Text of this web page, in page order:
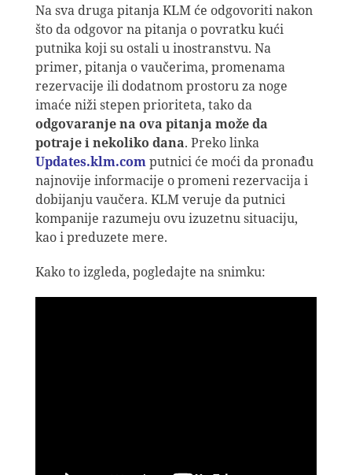
Na sva druga pitanja KLM će odgovoriti nakon
što da odgovor na pitanja o povratku kući
putnika koji su ostali u inostranstvu. Na
primer, pitanja o vaučerima, promenama
rezervacije ili dodatnom prostoru za noge
imaće niži stepen prioriteta, tako da
odgovaranje na ova pitanja može da
potraje i nekoliko dana. Preko linka
Updates.klm.computnici će moći da pronađu
najnovije informacije o promeni rezervacija i
dobijanju vaučera. KLM veruje da putnici
kompanije razumeju ovu izuzetnu situaciju,
kao i preduzete mere.
Kako to izgleda, pogledajte na snimku: